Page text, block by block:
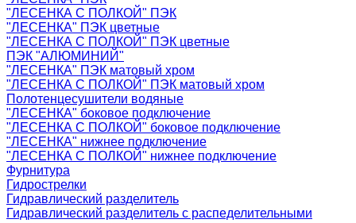
"ЛЕСЕНКА С ПОЛКОЙ" ПЭК
"ЛЕСЕНКА" ПЭК цветные
"ЛЕСЕНКА С ПОЛКОЙ" ПЭК цветные
ПЭК "АЛЮМИНИЙ"
"ЛЕСЕНКА" ПЭК матовый хром
"ЛЕСЕНКА С ПОЛКОЙ" ПЭК матовый хром
Полотенцесушители водяные
"ЛЕСЕНКА" боковое подключение
"ЛЕСЕНКА С ПОЛКОЙ" боковое подключение
"ЛЕСЕНКА" нижнее подключение
"ЛЕСЕНКА С ПОЛКОЙ" нижнее подключение
Фурнитура
Гидрострелки
Гидравлический разделитель
Гидравлический разделитель с распеделительными